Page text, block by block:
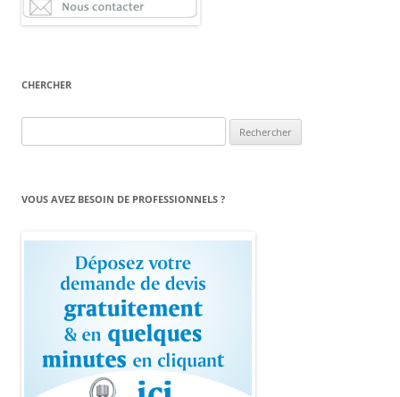
CHERCHER
VOUS AVEZ BESOIN DE PROFESSIONNELS ?